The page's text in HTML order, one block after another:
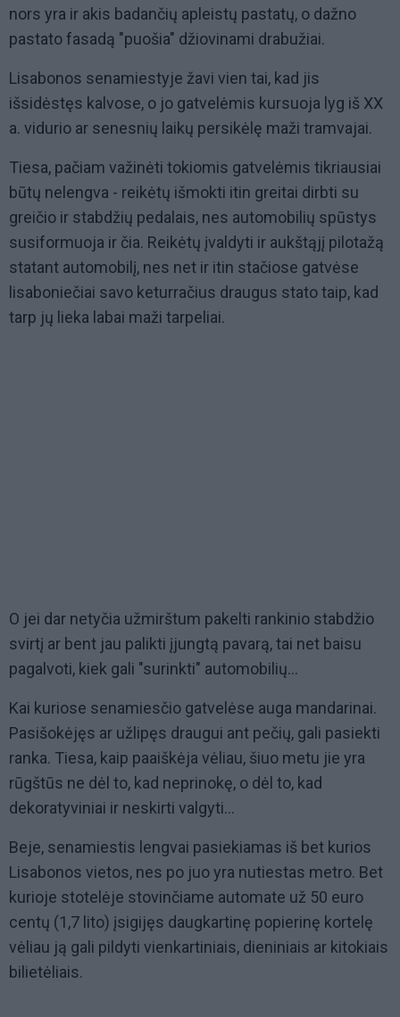
nors yra ir akis badančių apleistų pastatų, o dažno
pastato fasadą "puošia" džiovinami drabužiai.
Lisabonos senamiestyje žavi vien tai, kad jis
išsidėstęs kalvose, o jo gatvelėmis kursuoja lyg iš XX
a. vidurio ar senesnių laikų persikėlę maži tramvajai.
Tiesa, pačiam važinėti tokiomis gatvelėmis tikriausiai
būtų nelengva - reikėtų išmokti itin greitai dirbti su
greičio ir stabdžių pedalais, nes automobilių spūstys
susiformuoja ir čia. Reikėtų įvaldyti ir aukštąjį pilotažą
statant automobilį, nes net ir itin stačiose gatvėse
lisaboniečiai savo keturračius draugus stato taip, kad
tarp jų lieka labai maži tarpeliai.
O jei dar netyčia užmirštum pakelti rankinio stabdžio
svirtį ar bent jau palikti įjungtą pavarą, tai net baisu
pagalvoti, kiek gali "surinkti" automobilių...
Kai kuriose senamiesčio gatvelėse auga mandarinai.
Pasišokėjęs ar užlipęs draugui ant pečių, gali pasiekti
ranka. Tiesa, kaip paaiškėja vėliau, šiuo metu jie yra
rūgštūs ne dėl to, kad neprinokę, o dėl to, kad
dekoratyviniai ir neskirti valgyti...
Beje, senamiestis lengvai pasiekiamas iš bet kurios
Lisabonos vietos, nes po juo yra nutiestas metro. Bet
kurioje stotelėje stovinčiame automate už 50 euro
centų (1,7 lito) įsigijęs daugkartinę popierinę kortelę
vėliau ją gali pildyti vienkartiniais, dieniniais ar kitokiais
bilietėliais.